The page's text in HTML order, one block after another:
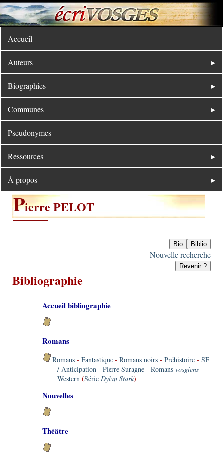
Accueil
Auteurs
Biographies
Communes
Pseudonymes
Ressources
À propos
Pierre PELOT
Nouvelle recherche
Bibliographie
Accueil bibliographie
Romans
Romans - Fantastique - Romans noirs - Préhistoire - SF
/ Anticipation - Pierre Suragne - Romans vosgiens -
Western (Série Dylan Stark)
Nouvelles
Théâtre